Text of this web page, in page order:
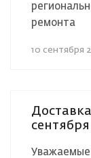
ремонта
10 сентября
Уважаемые